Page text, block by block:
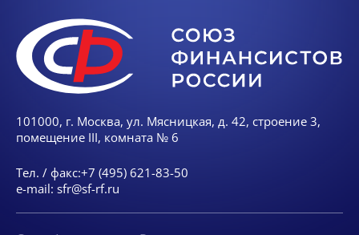
101000, г. Москва, ул. Мясницкая, д. 42, строение 3,
помещение III, комната № 6
Тел. / факс:+7 (495) 621-83-50
e-mail: sfr@sf-rf.ru